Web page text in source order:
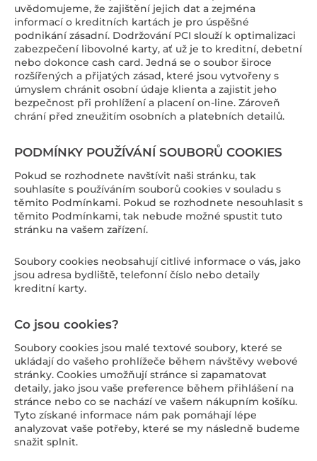
uvědomujeme, že zajištění jejich dat a zejména
informací o kreditních kartách je pro úspěšné
podnikání zásadní. Dodržování PCI slouží k optimalizaci
zabezpečení libovolné karty, ať už je to kreditní, debetní
nebo dokonce cash card. Jedná se o soubor široce
rozšířených a přijatých zásad, které jsou vytvořeny s
úmyslem chránit osobní údaje klienta a zajistit jeho
bezpečnost při prohlížení a placení on-line. Zároveň
chrání před zneužitím osobních a platebních detailů.
PODMÍNKY POUŽÍVÁNÍ SOUBORŮ COOKIES
Pokud se rozhodnete navštívit naši stránku, tak
souhlasíte s používáním souborů cookies v souladu s
těmito Podmínkami. Pokud se rozhodnete nesouhlasit s
těmito Podmínkami, tak nebude možné spustit tuto
stránku na vašem zařízení.
Soubory cookies neobsahují citlivé informace o vás, jako
jsou adresa bydliště, telefonní číslo nebo detaily
kreditní karty.
Co jsou cookies?
Soubory cookies jsou malé textové soubory, které se
ukládají do vašeho prohlížeče během návštěvy webové
stránky. Cookies umožňují stránce si zapamatovat
detaily, jako jsou vaše preference během přihlášení na
stránce nebo co se nachází ve vašem nákupním košíku.
Tyto získané informace nám pak pomáhají lépe
analyzovat vaše potřeby, které se my následně budeme
snažit splnit.